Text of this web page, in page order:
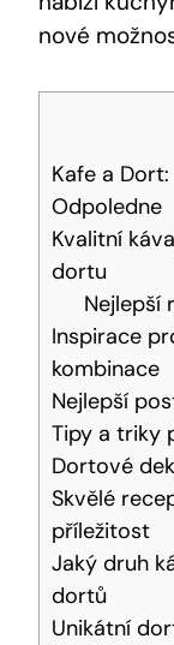
nové
Kafe a
Odpoledne
Kvalitní
dortu
Nejlepší
Inspirace
kombinace
Nejlepší
Tipy a triky
Dortové
Skvělé
příležitost
Jaký druh
dortů
Unikátní